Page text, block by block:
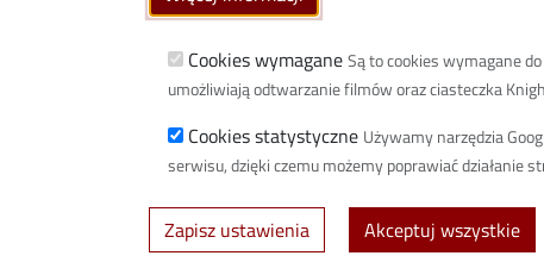
Cookies wymaganeSą to cookies wymagane
umożliwiają odtwarzanie filmów oraz ciasteczka
Cookies statystyczne Używamy narzędzia
serwisu, dzięki czemu możemy poprawiać działanie
Zapisz ustawienia Akceptuj wszystkie